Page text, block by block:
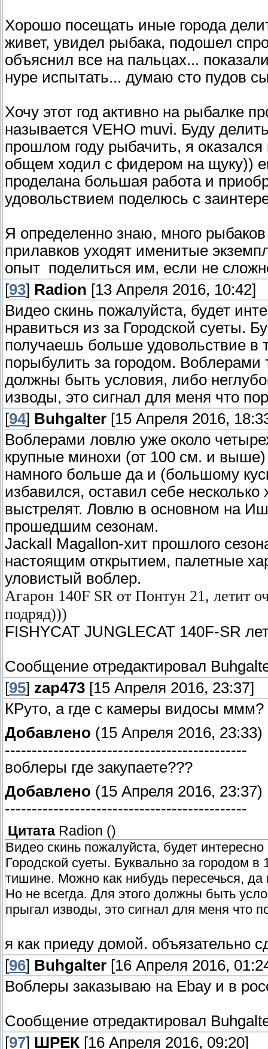
Хорошо посещать иные города
живет, увидел рыбака, подошел
объяснил все на пальцах...
нуре испытать... думаю сто пудов
Хочу этот год активно на рыбалке
называется VEHO muvi. Буду
прошлом году рыбачить, я
общем ходил с фидером на щуку))
проделана большая работа и
удовольствием поделюсь с
Я определенно знаю, много
прилавков уходят именитые
опыт поделиться им, если не
[93] Radion [13 Апреля 2016, 10:42]
Видео скинь пожалуйста, будет
нравиться из за Городской суеты.
получаешь больше удовольствие в
порыбулить за городом.
должны быть условия, либо
изводы, это сигнал для меня что
[94] Buhgalter [15 Апреля 2016,
Воблерами ловлю уже около
крупные минохи (от 100 см. и
намного больше да и (большому
избавился, оставил себе
выстрелят. Ловлю в основном на
прошедшим сезонам.
Jackall Magallon-хит прошлого
настоящим открытием, палетные
уловистый воблер.
Агарон 140F SR от Понтун 21, летит
подряд)))
FISHYCAT JUNGLECAT 140F-SR
Сообщение отредактировал
[95] zap473 [15 Апреля 2016, 23:37]
КРуто, а где с камеры видосы ммм?
Добавлено (15 Апреля 2016, 23:33)
---------------------------------------------
воблеры где закупаете???
Добавлено (15 Апреля 2016, 23:37)
---------------------------------------------
Цитата Radion ()
Видео скинь пожалуйста, будет
Городской суеты. Буквально за городом
тишине. Можно как нибудь пересечься,
Но не всегда. Для этого должны быть
прыгал изводы, это сигнал для меня что
я как приеду домой. объязательно
[96] Buhgalter [16 Апреля 2016,
Воблеры заказываю на Ebay и в
Сообщение отредактировал
[97] ШРЕК [16 Апреля 2016, 09:20]